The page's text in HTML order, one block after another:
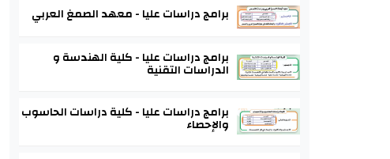
برامج دراسات عليا - معهد الصمغ العربي
برامج دراسات عليا - كلية الهندسة و
الدراسات التقنية
برامج دراسات عليا - كلية دراسات الحاسوب
والإحصاء